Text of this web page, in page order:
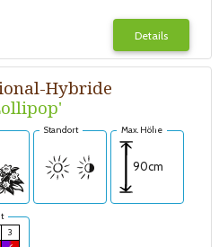
Details
Hybride
Standort Max. Höhe
90cm
3